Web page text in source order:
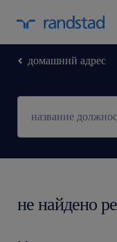
домашний адрес
не найдено